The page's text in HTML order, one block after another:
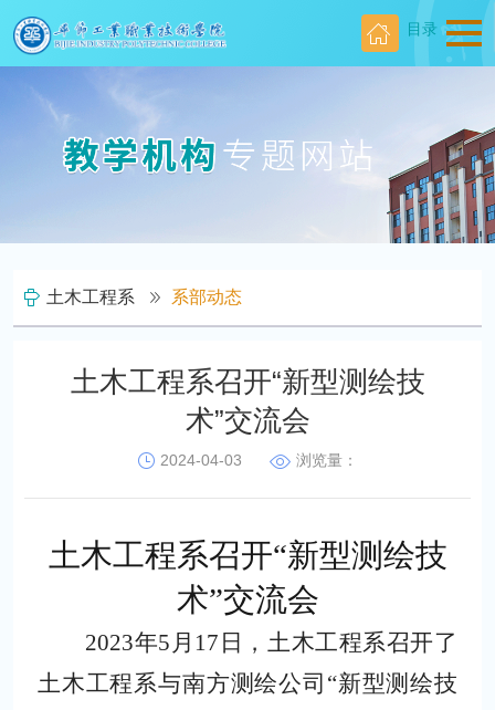
目录
土木工程系 系部动态
土木工程系召开“新型测绘技
术”交流会
2024-04-03 浏览量：
土木工程系召开“新型测绘技
术”交流会
2023年5月17日， 土木工程系召开了
土木工程系与南方测绘公司 “新型测绘技